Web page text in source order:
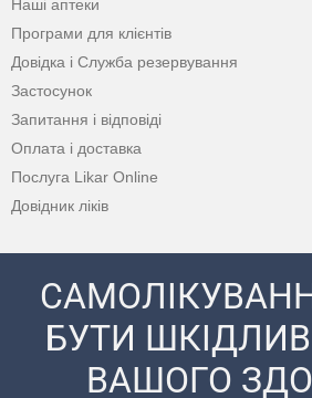
Наші аптеки
Програми для клієнтів
Довідка і Служба резервування
Застосунок
Запитання і відповіді
Оплата і доставка
Послуга Likar Online
Довідник ліків
БУТИ
ВАШОГО